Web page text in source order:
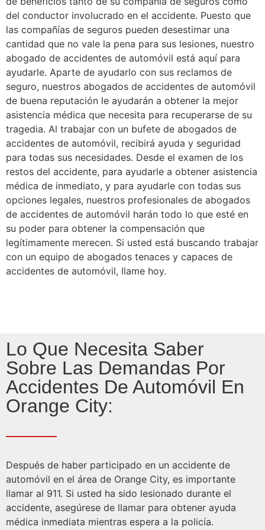
del conductor involucrado en el accidente. Puesto que
las compañías de seguros pueden desestimar una
cantidad que no vale la pena para sus lesiones, nuestro
abogado de accidentes de automóvil está aquí para
ayudarle. Aparte de ayudarlo con sus reclamos de
seguro, nuestros abogados de accidentes de automóvil
de buena reputación le ayudarán a obtener la mejor
asistencia médica que necesita para recuperarse de su
tragedia. Al trabajar con un bufete de abogados de
accidentes de automóvil, recibirá ayuda y seguridad
para todas sus necesidades. Desde el examen de los
restos del accidente, para ayudarle a obtener asistencia
médica de inmediato, y para ayudarle con todas sus
opciones legales, nuestros profesionales de abogados
de accidentes de automóvil harán todo lo que esté en
su poder para obtener la compensación que
legítimamente merecen. Si usted está buscando trabajar
con un equipo de abogados tenaces y capaces de
accidentes de automóvil, llame hoy.
Lo Que Necesita Saber
Sobre Las Demandas Por
Accidentes De Automóvil En
Orange City:
Después de haber participado en un accidente de
automóvil en el área de Orange City, es importante
llamar al 911. Si usted ha sido lesionado durante el
accidente, asegúrese de llamar para obtener ayuda
médica inmediata mientras espera a la policía.